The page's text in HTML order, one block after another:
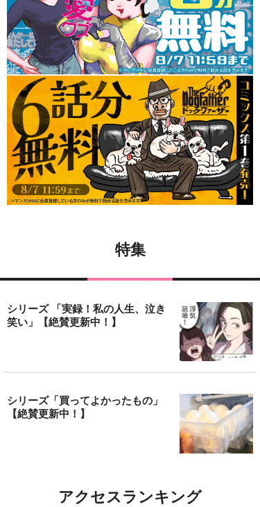
特集
シリーズ 「実録！私の人生、泣き
笑い」【絶賛更新中！】
シリーズ「買ってよかったもの」
【絶賛更新中！】
アクセスランキング